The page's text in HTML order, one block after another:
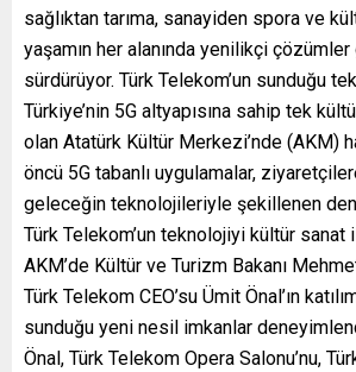
sağlıktan tarıma, sanayiden spora ve
yaşamın her alanında yenilikçi
sürdürüyor. Türk Telekom’un sunduğu
Türkiye’nin 5G altyapısına sahip tek
olan Atatürk Kültür Merkezi’nde (AKM)
öncü 5G tabanlı uygulamalar,
geleceğin teknolojileriyle şekillenen
Türk Telekom’un teknolojiyi kültür sanat
AKM’de Kültür ve Turizm Bakanı
Türk Telekom CEO’su Ümit Önal’ın
sunduğu yeni nesil imkanlar
Önal, Türk Telekom Opera Salonu’nu,